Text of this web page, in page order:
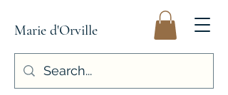
Marie d'Orville